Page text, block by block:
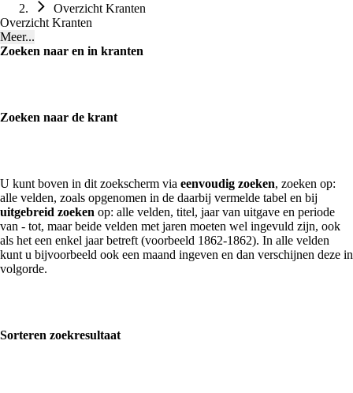
Overzicht Kranten
Overzicht Kranten
Meer...
Zoeken naar en in kranten
Zoeken naar de krant
U kunt boven in dit zoekscherm via eenvoudig zoeken, zoeken op:
alle velden, zoals opgenomen in de daarbij vermelde tabel en bij
uitgebreid zoeken op: alle velden, titel, jaar van uitgave en periode
van - tot, maar beide velden met jaren moeten wel ingevuld zijn, ook
als het een enkel jaar betreft (voorbeeld 1862-1862). In alle velden
kunt u bijvoorbeeld ook een maand ingeven en dan verschijnen deze in
volgorde.
Sorteren zoekresultaat